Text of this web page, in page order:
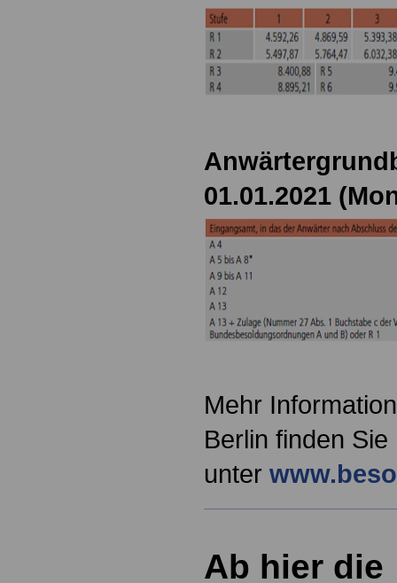
01.01.2021
Mehr
Berlin finden Sie
unter
Ab hier die